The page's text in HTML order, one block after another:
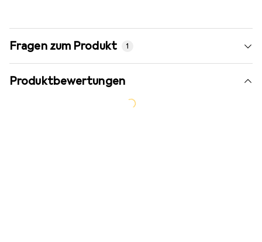
Fragen zum Produkt 1
Produktbewertungen